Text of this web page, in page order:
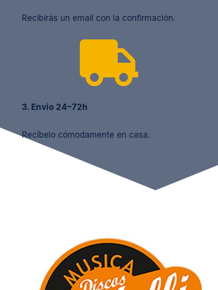
Recibirás un email con la confirmación.

3. Envío 24–72h
Recíbelo cómodamente en casa.